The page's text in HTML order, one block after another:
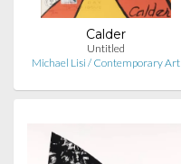
Calder
Untitled
Michael Lisi / Contemporary Art